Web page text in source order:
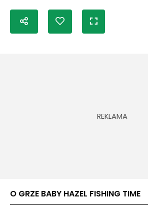
O GRZE BABY HAZEL FISHING TIME